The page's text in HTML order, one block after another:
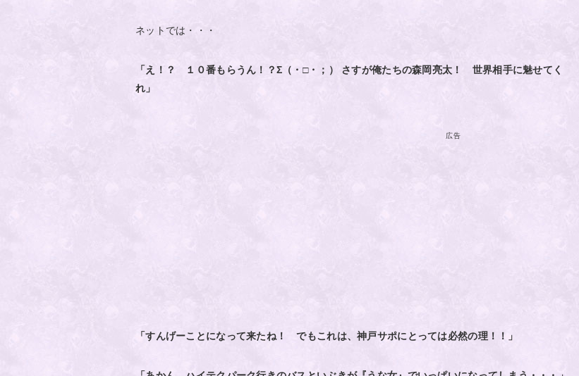
ネットでは・・・
「え！？ １０番もらうん！？Σ（・□・；） さすが俺たちの森岡亮太！ 世界相手に魅せてく
れ」
広告
「すんげーことになって来たね！ でもこれは、神戸サポにとっては必然の理！！」